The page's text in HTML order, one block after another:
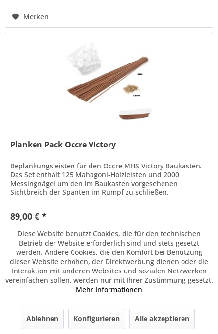
Merken
Planken Pack Occre Victory
Beplankungsleisten für den Occre MHS Victory Baukasten.
Das Set enthält 125 Mahagoni-Holzleisten und 2000
Messingnägel um den im Baukasten vorgesehenen
Sichtbreich der Spanten im Rumpf zu schließen.
89,00 € *
Merken
Diese Website benutzt Cookies, die für den technischen
Betrieb der Website erforderlich sind und stets gesetzt
werden. Andere Cookies, die den Komfort bei Benutzung
dieser Website erhöhen, der Direktwerbung dienen oder die
Interaktion mit anderen Websites und sozialen Netzwerken
vereinfachen sollen, werden nur mit Ihrer Zustimmung gesetzt.
Mehr Informationen
Ablehnen Konfigurieren Alle akzeptieren